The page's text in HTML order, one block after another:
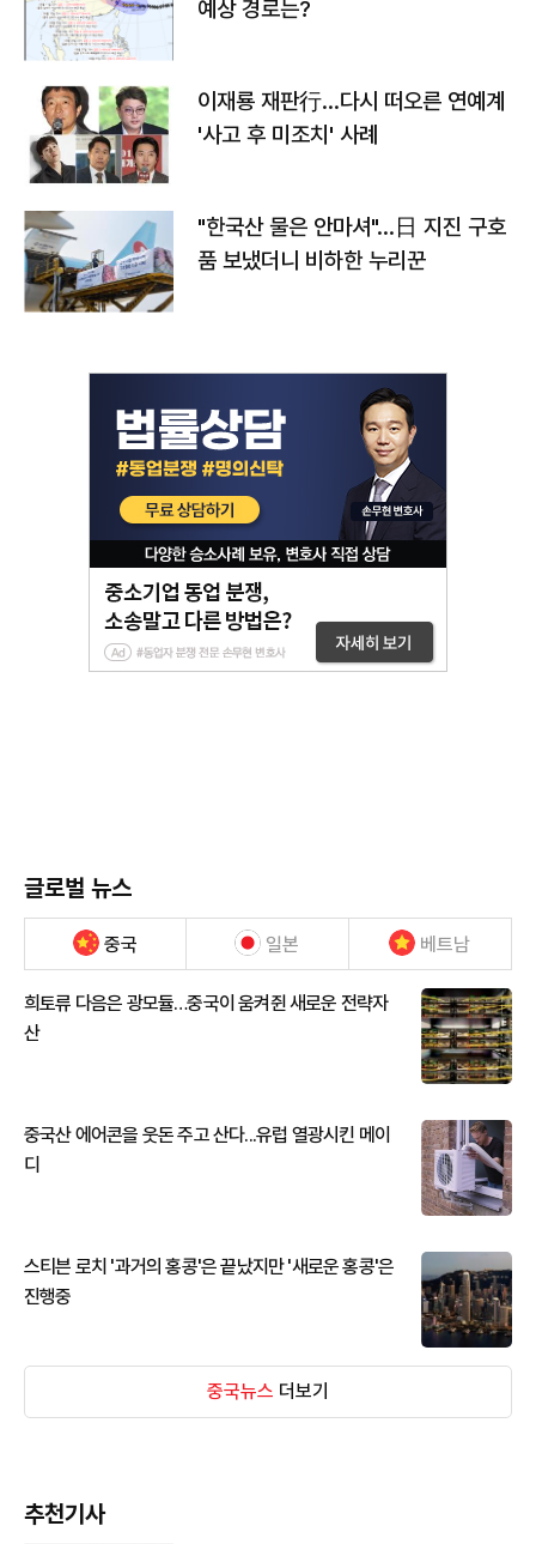
예상 경로는?
이재룡 재판行…다시 떠오른 연예계
'사고 후 미조치' 사례
"한국산 물은 안마셔"…日 지진 구호
품 보냈더니 비하한 누리꾼
글로벌 뉴스
중국 일본 베트남
희토류 다음은 광모듈…중국이 움켜쥔 새로운 전략자
산
중국산 에어콘을 웃돈 주고 산다...유럽 열광시킨 메이
디
스티븐 로치 '과거의 홍콩'은 끝났지만 '새로운 홍콩'은
진행중
중국뉴스 더보기
추천기사